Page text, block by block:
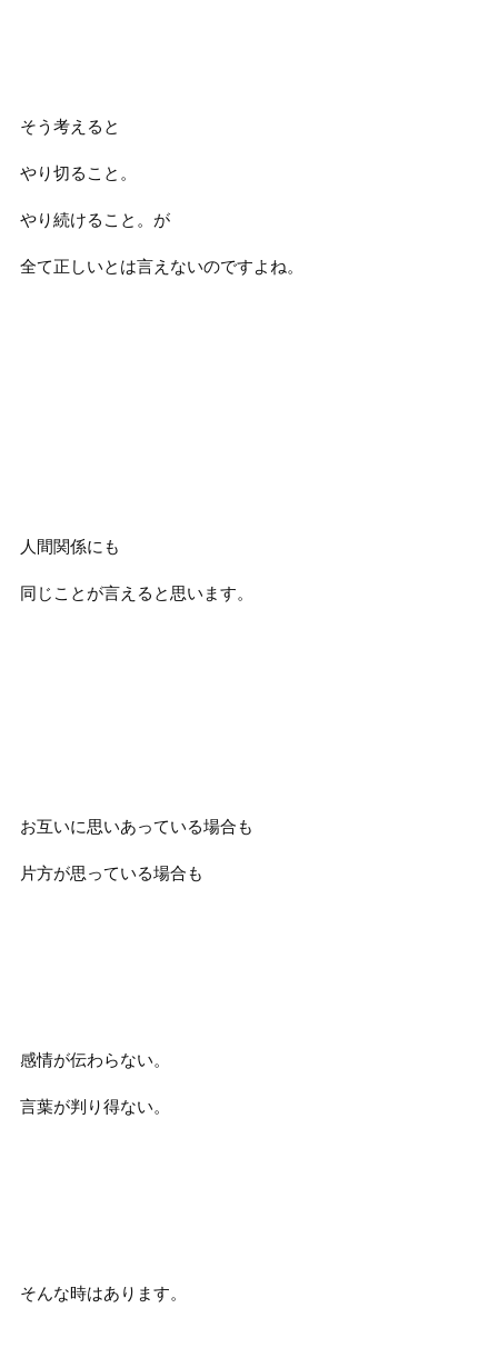
そう考えると
やり切ること。
やり続けること。が
全て正しいとは言えないのですよね。
人間関係にも
同じことが言えると思います。
お互いに思いあっている場合も
片方が思っている場合も
感情が伝わらない。
言葉が判り得ない。
そんな時はあります。